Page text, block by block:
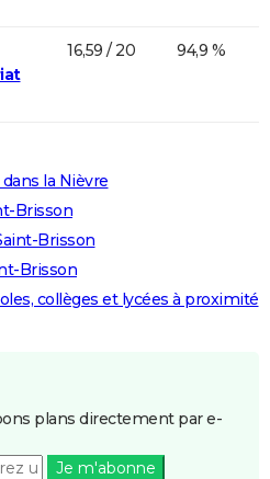
16,59 / 20 94,9 %
la Nièvre
Brisson
Brisson
Brisson
collèges et lycées à proximité
plans directement par e-
Je m'abonne